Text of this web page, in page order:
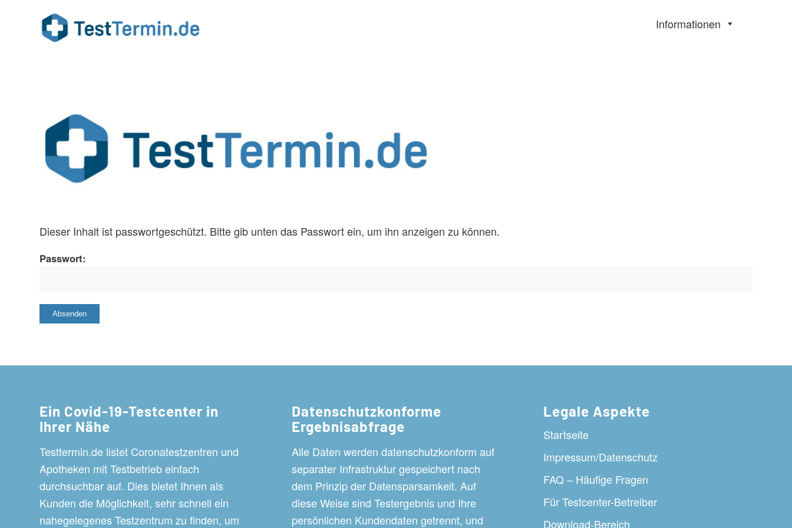
Informationen
Dieser Inhalt ist passwortgeschützt. Bitte gib unten das Passwort ein, um ihn anzeigen zu können.
Passwort:
Ein Covid-19-Testcenter in
Ihrer Nähe
Testtermin.de listet Coronatestzentren und
Apotheken mit Testbetrieb einfach
durchsuchbar auf. Dies bietet Ihnen als
Kunden die Möglichkeit, sehr schnell ein
nahegelegenes Testzentrum zu finden, um
Datenschutzkonforme
Ergebnisabfrage
Alle Daten werden datenschutzkonform auf
separater Infrastruktur gespeichert nach
dem Prinzip der Datensparsamkeit. Auf
diese Weise sind Testergebnis und Ihre
persönlichen Kundendaten getrennt, und
Legale Aspekte
Startseite
Impressum/Datenschutz
FAQ – Häufige Fragen
Für Testcenter-Betreiber
Download-Bereich